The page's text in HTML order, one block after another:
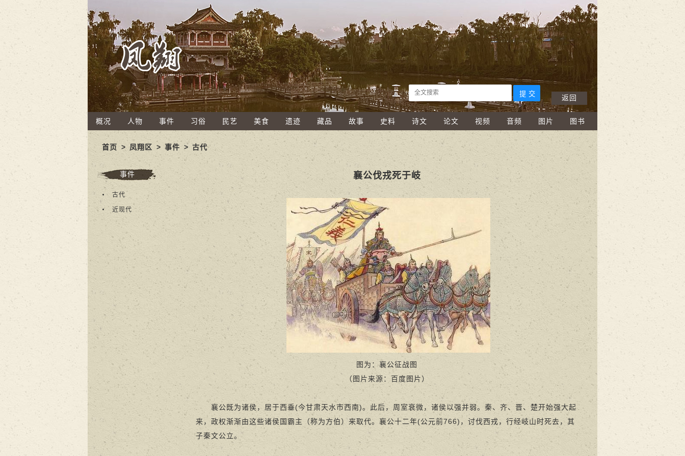
概况 人物 事件 习俗 民艺 美食 遗迹 藏品 故事 史料 诗文 论文 视频 音频 图片 图书
返回
首页 >凤翔区 > 事件 > 古代
事件
古代
近现代
襄公伐戎死于岐
图为：襄公征战图
（图片来源：百度图片）
襄公既为诸侯，居于西垂(今甘肃天水市西南)。此后，周室衰微，诸侯以强并弱。秦、齐、晋、楚开始强大起
来，政权渐渐由这些诸侯国霸主（称为方伯）来取代。襄公十二年(公元前766)，讨伐西戎，行经岐山时死去，其
子秦文公立。